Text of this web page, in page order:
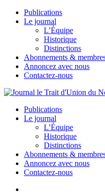
Publications
Le journal
L’Équipe
Historique
Distinctions
Abonnements &
Annoncez avec nous
Contactez-nous
Publications
Le journal
L’Équipe
Historique
Distinctions
Abonnements &
Annoncez avec nous
Contactez-nous